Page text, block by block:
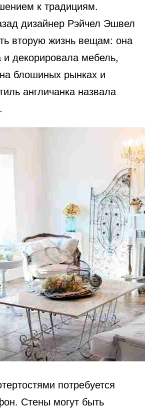
к традициям.
дизайнер Рэйчел Эшвел
вторую жизнь вещам: она
и декорировала мебель,
блошиных рынках и
англичанка назвала
потребуется
Стены могут быть